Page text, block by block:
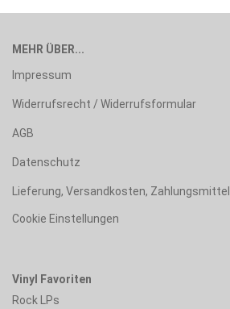
MEHR ÜBER...
Impressum
Widerrufsrecht / Widerrufsformular
AGB
Datenschutz
Lieferung, Versandkosten, Zahlungsmittel
Cookie Einstellungen
Vinyl Favoriten
Rock LPs